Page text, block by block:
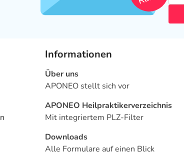
Informationen
Über uns
APONEO stellt sich vor
APONEO Heilpraktikerverzeichnis
Mit integriertem PLZ-Filter
Downloads
Alle Formulare auf einen Blick